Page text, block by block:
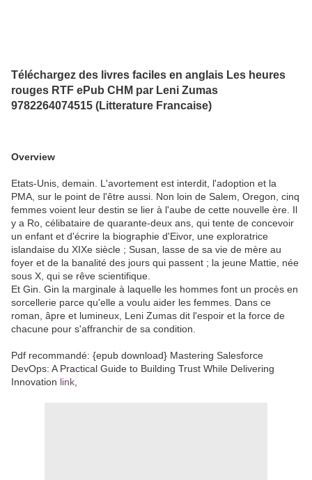
Téléchargez des livres faciles en anglais Les heures
rouges RTF ePub CHM par Leni Zumas
9782264074515 (Litterature Francaise)
Overview
Etats-Unis, demain. L'avortement est interdit, l'adoption et la
PMA, sur le point de l'être aussi. Non loin de Salem, Oregon, cinq
femmes voient leur destin se lier à l'aube de cette nouvelle ère. Il
y a Ro, célibataire de quarante-deux ans, qui tente de concevoir
un enfant et d'écrire la biographie d'Eivor, une exploratrice
islandaise du XIXe siècle ; Susan, lasse de sa vie de mère au
foyer et de la banalité des jours qui passent ; la jeune Mattie, née
sous X, qui se rêve scientifique.
Et Gin. Gin la marginale à laquelle les hommes font un procès en
sorcellerie parce qu'elle a voulu aider les femmes. Dans ce
roman, âpre et lumineux, Leni Zumas dit l'espoir et la force de
chacune pour s'affranchir de sa condition.
Pdf recommandé: {epub download} Mastering Salesforce
DevOps: A Practical Guide to Building Trust While Delivering
Innovation link